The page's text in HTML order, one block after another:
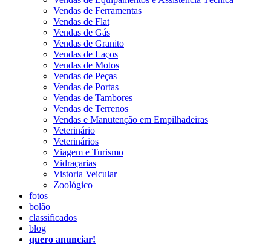
Vendas de Ferramentas
Vendas de Flat
Vendas de Gás
Vendas de Granito
Vendas de Laços
Vendas de Motos
Vendas de Peças
Vendas de Portas
Vendas de Tambores
Vendas de Terrenos
Vendas e Manutenção em Empilhadeiras
Veterinário
Veterinários
Viagem e Turismo
Vidraçarias
Vistoria Veicular
Zoológico
fotos
bolão
classificados
blog
quero anunciar!